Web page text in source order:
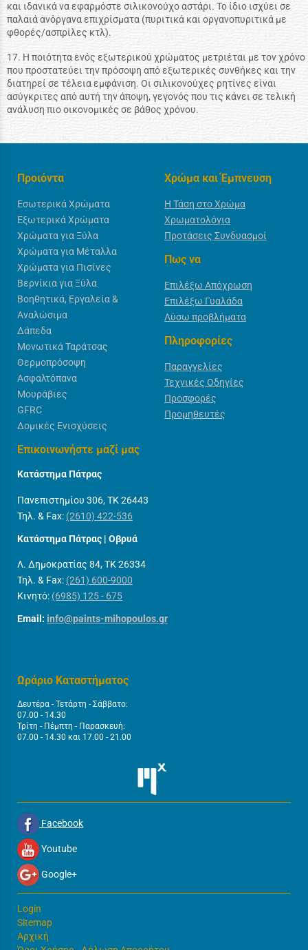
και ιδανικά να εφαρμόστε σιλικονούχο αστάρι. Το ίδιο ισχύει σε
παλαιά ανόργανα επιχρίσματα (πυριτικά και οργανοπυριτικά με
φθορές/ασπρίλες κτλ).
17. Η ποιότητα ενός εξωτερικού χρώματος μετριέται με τον χρόνο
που προστατεύει την πρόσοψη από εξωτερικές συνθήκες και την
διατηρεί σε τέλεια εμφάνιση. Οι σιλικονούχες ρητίνες είναι
ασύγκριτες από αυτή την άποψη, γεγονός που τις κάνει σε τελική
ανάλυση πιο οικονομικές σε βάθος χρόνου.
Προιόντα
Εσωτερικά Χρώματα
Εξωτερικά Χρώματα
Χρώματα για Ξύλα
Χρώματα για Μέταλλα
Χρώματα για Πισίνες
Βερνίκια για Ξύλα
Βοηθητικά, Εργαλεία &
Αναλώσιμα
Δάπεδα
Μονωτικά Ταράτσας
Θερμοπρόσοψη
Ασφαλτόπανα
Μουράβιες
GFRC
Δομικές Ενισχύσεις
Χρώμα και Έμπνευση
Η Τάση στο Χρώμα
Χρωματολόγια
Προτάσεις Συνδυασμοί
Πως να
Επιλέξω Απόχρωση
Επιλέξω Γυαλάδα
Λύσω προβλήματα
Πληροφορίες
Παραγγελίες
Τεχνικές Οδηγίες
Προσφορές
Προμηθευτές
Επικοινωνήστε μαζί μας
Κατάστημα Πάτρας
Πανεπιστημίου 306, ΤΚ 26443
Τηλ. & Fax: (2610) 422-536
Κατάστημα Πάτρας | Οβρυά
Λ. Δημοκρατίας 84, ΤΚ 26334
Τηλ. & Fax: (261) 600-9000
Κινητό: (6985) 125 - 675
Email: info@paints-mihopoulos.gr
Ωράριο Καταστήματος
Δευτέρα - Τετάρτη - Σάββατο:
07.00 - 14.30
Τρίτη - Πέμπτη - Παρασκευή:
07.00 - 14.30 και 17.00 - 21.00
Facebook
Youtube
Google+
Login
Sitemap
Αρχική